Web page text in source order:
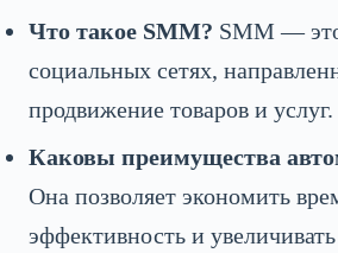
Что такое SMM? SMM —
социальных сетях,
продвижение товаров и услуг.
Каковы преимущества
Она позволяет экономить
эффективность и увеличивать